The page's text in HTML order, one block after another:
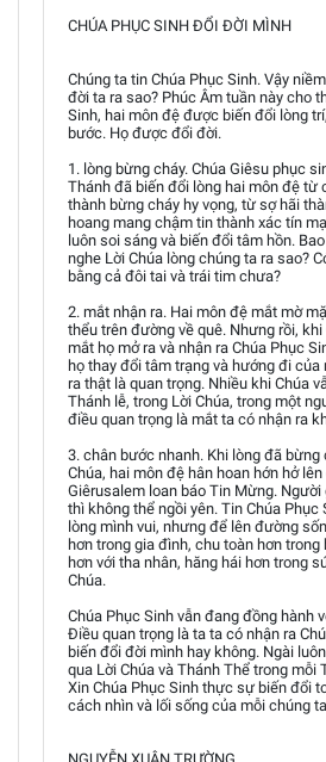
CHÚA PHỤC SINH ĐỔI ĐỜI MÌNH
Chúng ta tin Chúa Phục Sinh. Vậy
đời ta ra sao? Phúc Âm tuần này cho
Sinh, hai môn đệ được biến đổi lòng
bước. Họ được đổi đời.
1. lòng bừng cháy. Chúa Giêsu phục
Thánh đã biến đổi lòng hai môn đệ từ
thành bừng cháy hy vọng, từ sợ hãi
hoang mang chậm tin thành xác tín
luôn soi sáng và biến đổi tâm hồn.
nghe Lời Chúa lòng chúng ta ra sao?
bằng cả đôi tai và trái tim chưa?
2. mắt nhận ra. Hai môn đệ mắt mờ
thểu trên đường về quê. Nhưng rồi, khi
mắt họ mở ra và nhận ra Chúa Phục
họ thay đổi tâm trạng và hướng đi của
ra thật là quan trọng. Nhiều khi Chúa
Thánh lễ, trong Lời Chúa, trong một
điều quan trọng là mắt ta có nhận ra
3. chân bước nhanh. Khi lòng đã bừng
Chúa, hai môn đệ hân hoan hớn hở
Giêrusalem loan báo Tin Mừng. Người
thì không thể ngồi yên. Tin Chúa Phục
lòng mình vui, nhưng để lên đường
hơn trong gia đình, chu toàn hơn trong
hơn với tha nhân, hăng hái hơn trong
Chúa.
Chúa Phục Sinh vẫn đang đồng hành
Điều quan trọng là ta ta có nhận ra
biến đổi đời mình hay không. Ngài
qua Lời Chúa và Thánh Thể trong mỗi
Xin Chúa Phục Sinh thực sự biến đổi
cách nhìn và lối sống của mỗi chúng